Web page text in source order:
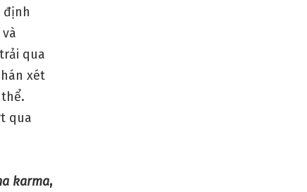
định
qua
xét
qua
karma,